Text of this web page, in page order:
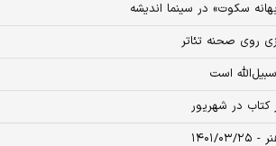
سکوت» در سینما اندیشه
روی صحنه تئاتر
است
کتاب در شهریور
۲۵